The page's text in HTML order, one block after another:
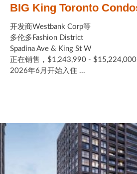
BIG King Toronto
开发商Westbank Corp等
多伦多Fashion District
Spadina Ave & King St W
正在销售，$1,243,990 - $15,224,000
2026年6月开始入住 ...